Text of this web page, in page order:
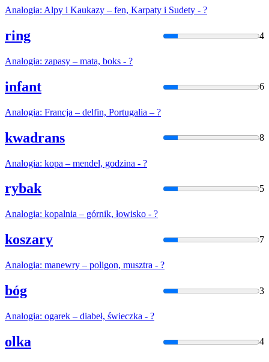
Analogia: Alpy i Kaukazy – fen, Karpaty i Sudety - ?
ring 4
Analogia: zapasy – mata, boks - ?
infant 6
Analogia: Francja – delfin, Portugalia – ?
kwadrans 8
Analogia: kopa – mendel, godzina - ?
rybak 5
Analogia: kopalnia – górnik, łowisko - ?
koszary 7
Analogia: manewry – poligon, musztra - ?
bóg 3
Analogia: ogarek – diabeł, świeczka - ?
olka 4